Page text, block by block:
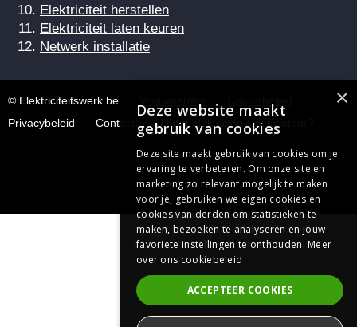
Elektriciteit herstellen
Elektriciteit laten keuren
Netwerk installatie
© Elektriciteitswerk.be
Privacybeleid
Contact U bent elektricien / installateur?
×
Deze website maakt
gebruik van cookies
Deze site maakt gebruik van cookies om je
ervaring te verbeteren. Om onze site en
marketing zo relevant mogelijk te maken
voor je, gebruiken we eigen cookies en
cookies van derden om statistieken te
maken, bezoeken te analyseren en jouw
favoriete instellingen te onthouden. Meer
over ons cookiebeleid
ACCEPTEER COOKIES